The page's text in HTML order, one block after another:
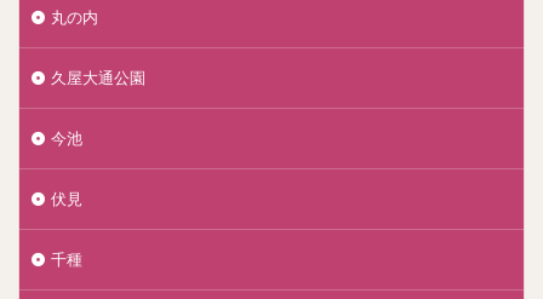
丸の内
久屋大通公園
今池
伏見
千種